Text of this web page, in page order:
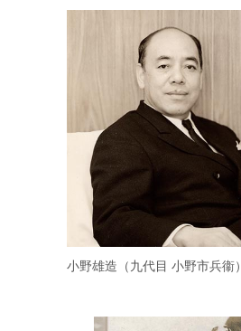
小野雄造（九代目 小野市兵衞）